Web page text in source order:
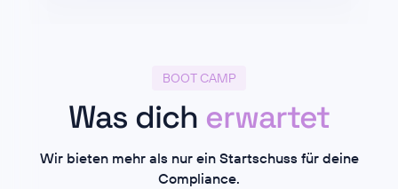
BOOT CAMP
Was dich erwartet
Wir bieten mehr als nur ein Startschuss für deine
Compliance.